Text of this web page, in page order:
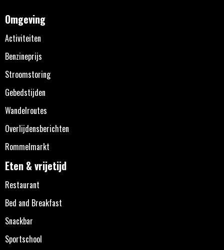
Omgeving
Activiteiten
Benzineprijs
Stroomstoring
Gebedstijden
Wandelroutes
Overlijdensberichten
Rommelmarkt
Eten & vrijetijd
Restaurant
Bed and Breakfast
Snackbar
Sportschool